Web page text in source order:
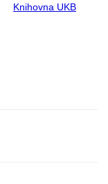
Knihovna UKB